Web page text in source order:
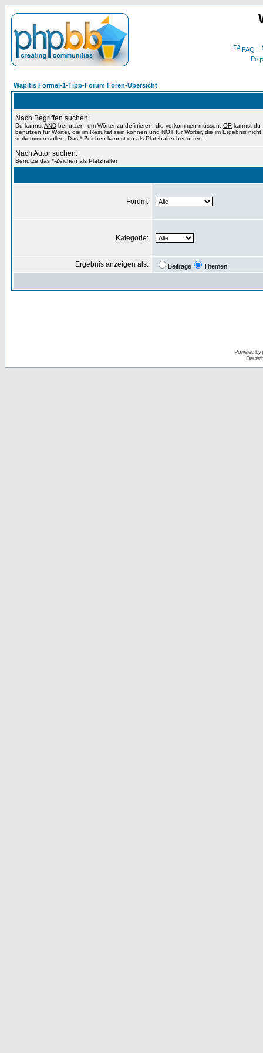
FAQ
Wapitis Formel-1-Tipp-Forum Foren-Übersicht
Nach Begriffen suchen:
Du kannstAND benutzen, um Wörter zu definieren, die vorkommen müssen; OR kannst du
benutzen für Wörter, die im Resultat sein können und NOT für Wörter, die im Ergebnis nicht
vorkommen sollen. Das *-Zeichen kannst du als Platzhalter benutzen.
Nach Autor suchen:
Benutze das *-Zeichen als Platzhalter
Forum:
Kategorie:
Ergebnis anzeigen als: Beiträge Themen
Powered by